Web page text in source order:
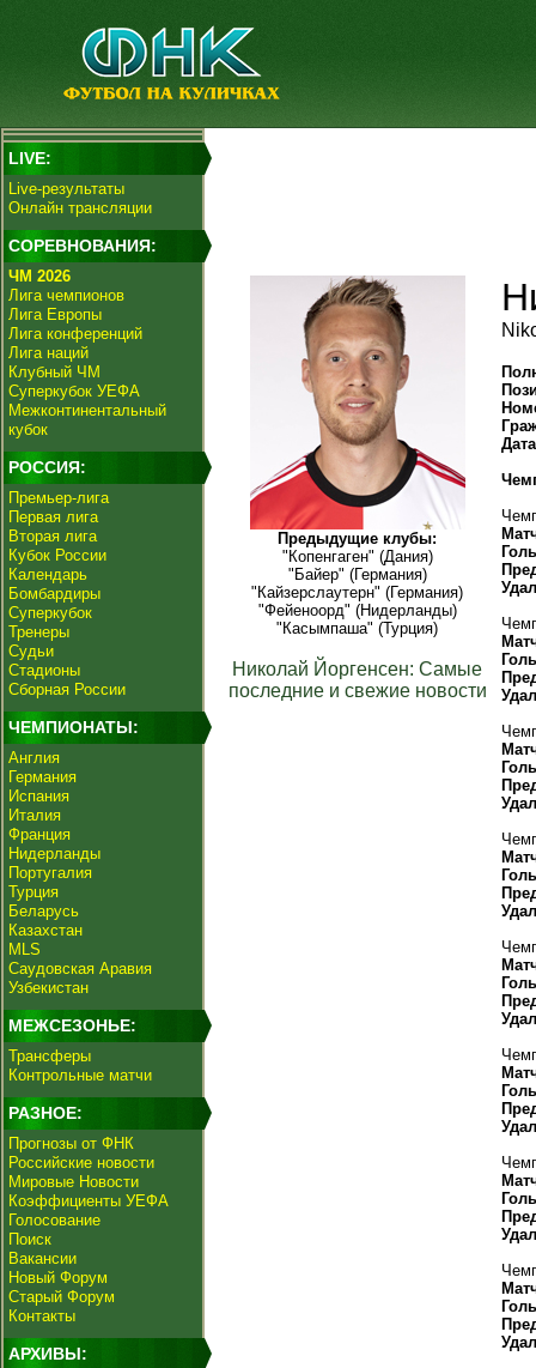
LIVE:
Live-результаты
Онлайн трансляции
СОРЕВНОВАНИЯ:
ЧМ 2026
Лига чемпионов
Лига Европы
Лига конференций
Лига наций
Клубный ЧМ
Суперкубок УЕФА
Межконтинентальный
кубок
РОССИЯ:
Премьер-лига
Первая лига
Вторая лига
Кубок России
Календарь
Бомбардиры
Суперкубок
Тренеры
Судьи
Стадионы
Сборная России
ЧЕМПИОНАТЫ:
Англия
Германия
Испания
Италия
Франция
Нидерланды
Португалия
Турция
Беларусь
Казахстан
MLS
Саудовская Аравия
Узбекистан
МЕЖСЕЗОНЬЕ:
Трансферы
Контрольные матчи
РАЗНОЕ:
Прогнозы от ФНК
Российские новости
Мировые Новости
Коэффициенты УЕФА
Голосование
Поиск
Вакансии
Новый Форум
Старый Форум
Контакты
АРХИВЫ:
Предыдущие клубы:
"Копенгаген" (Дания)
"Байер" (Германия)
"Кайзерслаутерн" (Германия)
"Фейеноорд" (Нидерланды)
"Касымпаша" (Турция)
Николай Йоргенсен: Самые
последние и свежие новости